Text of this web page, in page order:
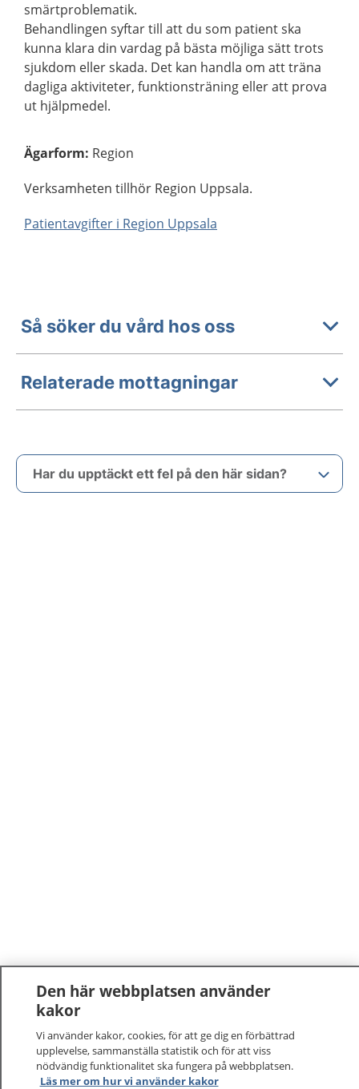
smärtproblematik.
Behandlingen syftar till att du som patient ska
kunna klara din vardag på bästa möjliga sätt trots
sjukdom eller skada. Det kan handla om att träna
dagliga aktiviteter, funktionsträning eller att prova
ut hjälpmedel.
Ägarform: Region
Verksamheten tillhör Region Uppsala.
Patientavgifter i Region Uppsala
Så söker du vård hos oss
Relaterade mottagningar
Har du upptäckt ett fel på den här sidan?
Den här webbplatsen använder
kakor
Vi använder kakor, cookies, för att ge dig en förbättrad
upplevelse, sammanställa statistik och för att viss
nödvändig funktionalitet ska fungera på webbplatsen.
Läs mer om hur vi använder kakor